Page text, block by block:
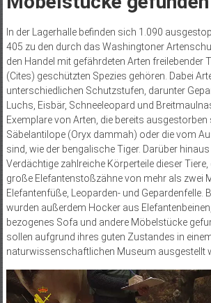
In der Lagerhalle befinden sich 1.090
405 zu den durch das Washingtoner
den Handel mit gefährdeten Arten freilebender
(Cites) geschützten Spezies gehören. Dabei
unterschiedlichen Schutzstufen, darunter
Luchs, Eisbär, Schneeleopard und
Exemplare von Arten, die bereits ausgestorben
Säbelantilope (Oryx dammah) oder die vom
sind, wie der bengalische Tiger. Darüber
Verdächtige zahlreiche Körperteile dieser
große Elefantenstoßzähne von mehr als zwei
Elefantenfüße, Leoparden- und Gepardenfelle.
wurden außerdem Hocker aus
bezogenes Sofa und andere Möbelstücke
sollen aufgrund ihres guten Zustandes in
naturwissenschaftlichen Museum ausgestellt